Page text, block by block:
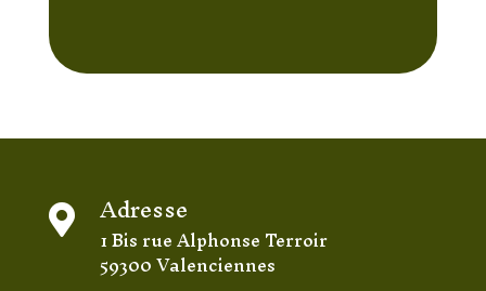
 Adresse
1 Bis rue Alphonse Terroir
59300 Valenciennes